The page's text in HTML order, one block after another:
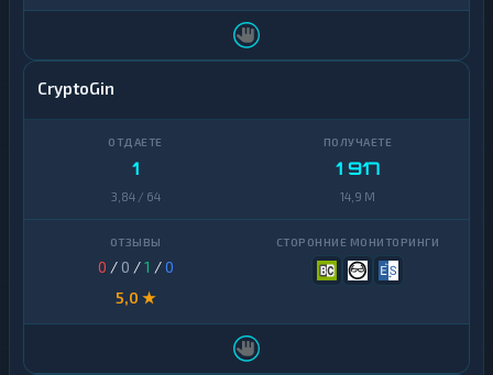
CryptoGin
1
3,84 / 64
1 917
14,9 M
0 / 0 /1 /0
5,0 ★